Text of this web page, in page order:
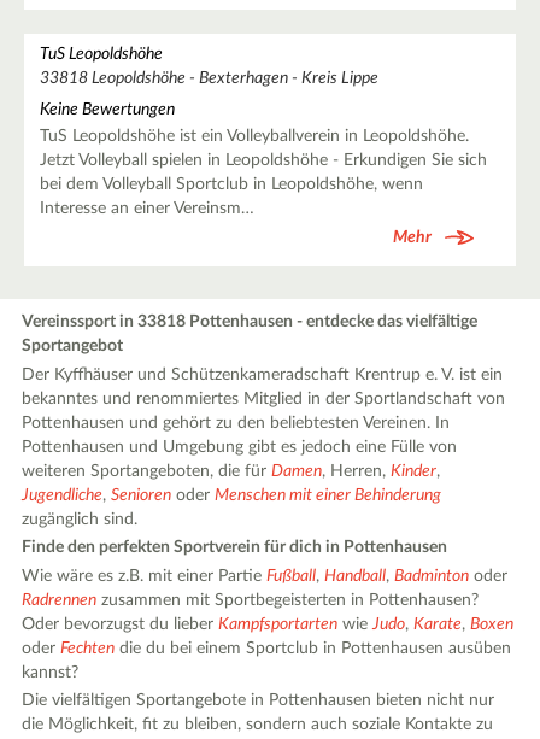
TuS Leopoldshöhe
33818 Leopoldshöhe - Bexterhagen - Kreis Lippe
Keine Bewertungen
TuS Leopoldshöhe ist ein Volleyballverein in Leopoldshöhe.
Jetzt Volleyball spielen in Leopoldshöhe - Erkundigen Sie sich
bei dem Volleyball Sportclub in Leopoldshöhe, wenn
Interesse an einer Vereinsm…
Mehr
Vereinssport in 33818 Pottenhausen - entdecke das vielfältige
Sportangebot
Der Kyffhäuser und Schützenkameradschaft Krentrup e. V. ist ein
bekanntes und renommiertes Mitglied in der Sportlandschaft von
Pottenhausen und gehört zu den beliebtesten Vereinen. In
Pottenhausen und Umgebung gibt es jedoch eine Fülle von
weiteren Sportangeboten, die fürDamen, Herren,Kinder,
Jugendliche,Senioren oderMenschen mit einer Behinderung
zugänglich sind.
Finde den perfekten Sportverein für dich in Pottenhausen
Wie wäre es z.B. mit einer PartieFußball,Handball,Badminton oder
Radrennen zusammen mit Sportbegeisterten in Pottenhausen?
Oder bevorzugst du lieberKampfsportarten wie Judo,Karate,Boxen
oderFechten die du bei einem Sportclub in Pottenhausen ausüben
kannst?
Die vielfältigen Sportangebote in Pottenhausen bieten nicht nur
die Möglichkeit, fit zu bleiben, sondern auch soziale Kontakte zu